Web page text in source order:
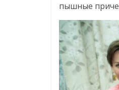
пышные